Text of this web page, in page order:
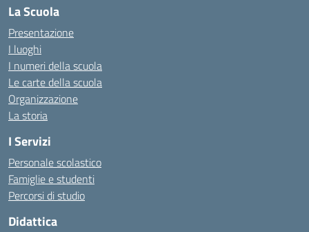
La Scuola
Presentazione
I luoghi
I numeri della scuola
Le carte della scuola
Organizzazione
La storia
I Servizi
Personale scolastico
Famiglie e studenti
Percorsi di studio
Didattica